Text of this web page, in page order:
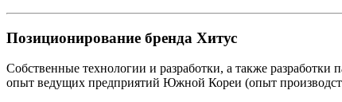
Позиционирование бренда Хитус
Собственные технологии и разработки, а также
опыт ведущих предприятий Южной Кореи (опыт